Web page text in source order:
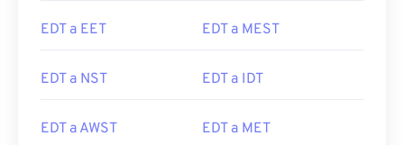
EDT a EET EDT a MEST
EDT a NST EDT a IDT
EDT a AWST EDT a MET